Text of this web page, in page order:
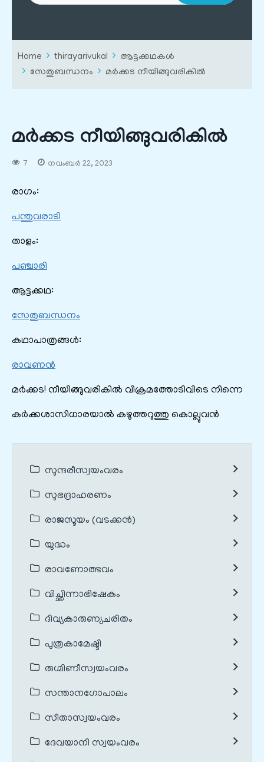
Home thirayarivukal
ആട്ടക്കഥകൾ
സേതുബന്ധനം
മർക്കട നീയിങ്ങുവരികിൽ
മർക്കട നീയിങ്ങുവരികിൽ
7 നവംബർ 22, 2023
രാഗം:
പന്തുവരാടി
താളം:
പഞ്ചാരി
ആട്ടക്കഥ:
സേതുബന്ധനം
കഥാപാത്രങ്ങൾ:
രാവണന്‍
മർക്കട! നീയിങ്ങുവരികിൽ വിക്രമത്തോടിവിടെ നിന്നെ
കർക്കശാസിധാരയാൽ കഴുത്തറുത്തു കൊല്ലുവൻ
സുന്ദരീസ്വയംവരം
സുഭദ്രാഹരണം
രാജസൂയം (വടക്കൻ)
യുദ്ധം
രാവണോത്ഭവം
വിച്ഛിന്നാഭിഷേകം
ദിവ്യകാരുണ്യചരിതം
പുത്രകാമേഷ്ടി
രുഗ്മിണീസ്വയംവരം
സന്താനഗോപാലം
സീതാസ്വയംവരം
ദേവയാനി സ്വയംവരം